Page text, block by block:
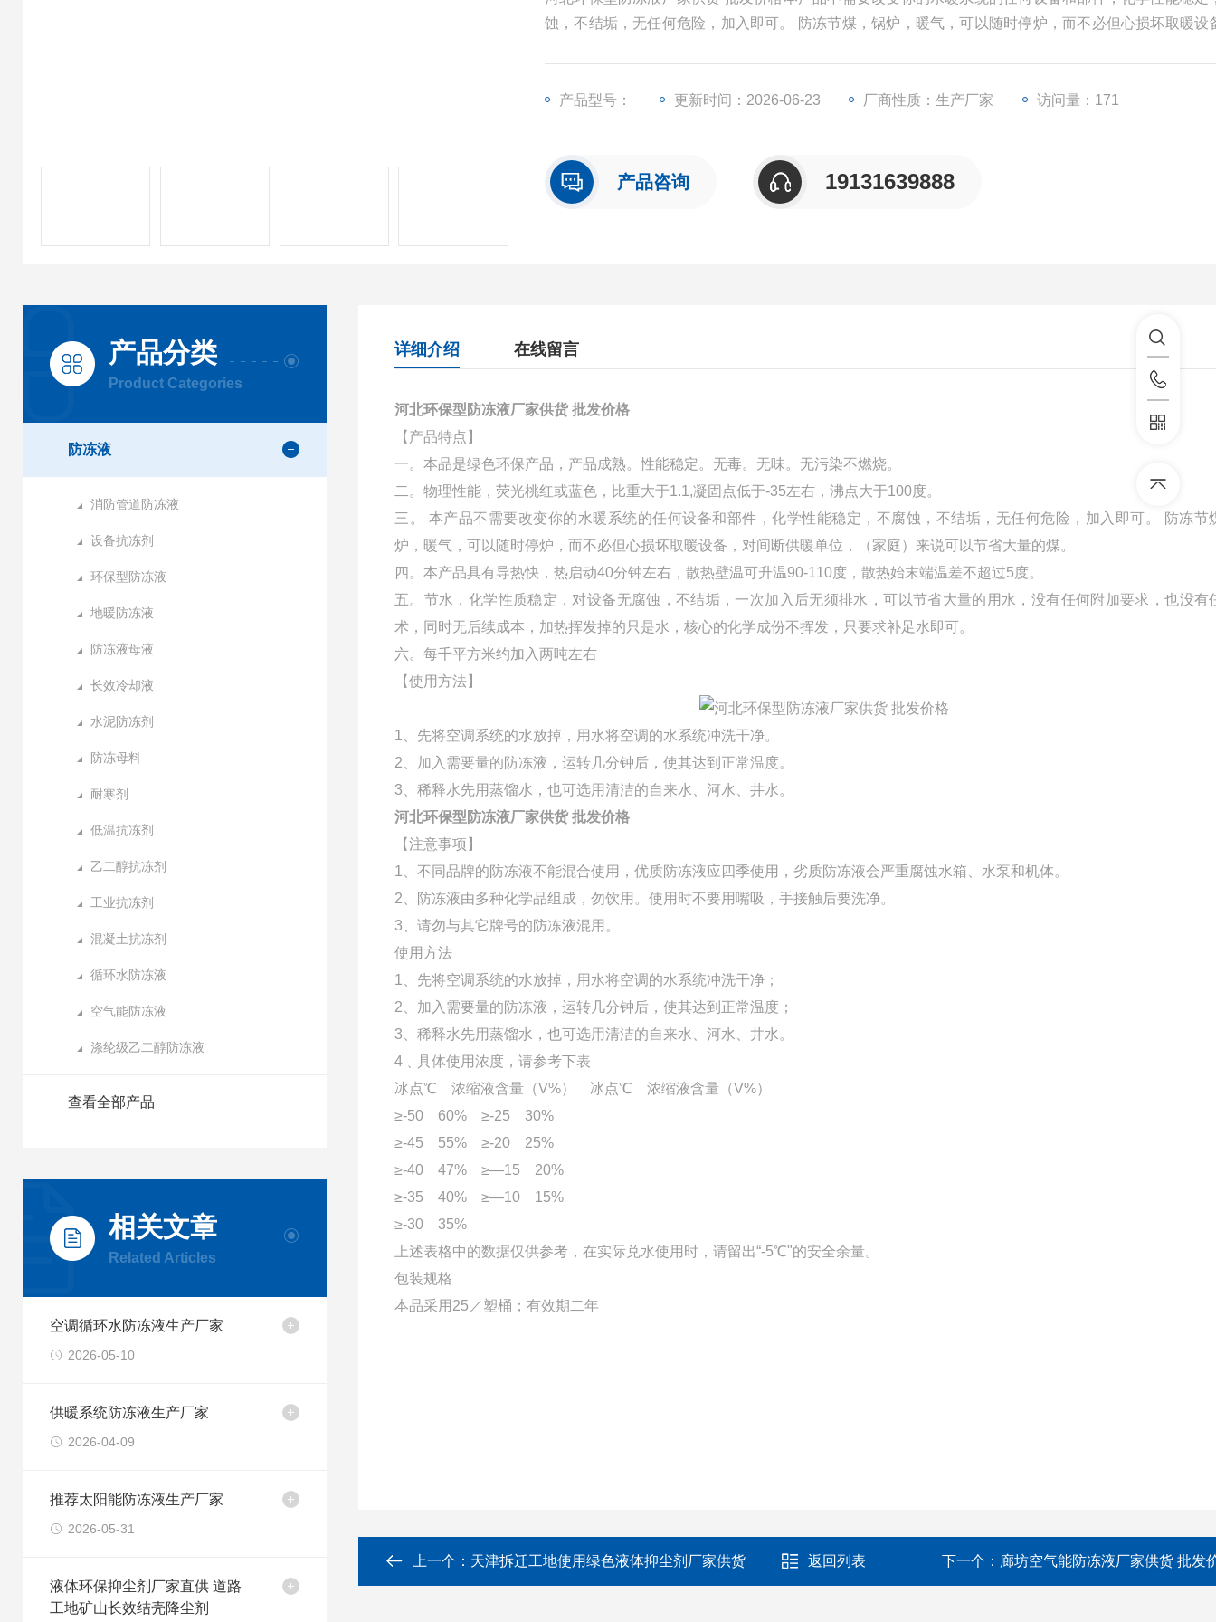
蚀，不结垢，无任何危险，加入即可。 防冻节煤，锅炉，暖气，可以随时停炉，而不必但心损坏取暖设
产品型号： 更新时间：2026-06-23 厂商性质：生产厂家 访问量：171
产品咨询 19131639888
产品分类
Product Categories
防冻液
消防管道防冻液
设备抗冻剂
环保型防冻液
地暖防冻液
防冻液母液
长效冷却液
水泥防冻剂
防冻母料
耐寒剂
低温抗冻剂
乙二醇抗冻剂
工业抗冻剂
混凝土抗冻剂
循环水防冻液
空气能防冻液
涤纶级乙二醇防冻液
查看全部产品
相关文章
Related Articles
空调循环水防冻液生产厂家
2026-05-10
供暖系统防冻液生产厂家
2026-04-09
推荐太阳能防冻液生产厂家
2026-05-31
液体环保抑尘剂厂家直供 道路
工地矿山长效结壳降尘剂
详细介绍 在线留言
河北环保型防冻液厂家供货 批发价格
【产品特点】
一。本品是绿色环保产品，产品成熟。性能稳定。无毒。无味。无污染不燃烧。
二。物理性能，荧光桃红或蓝色，比重大于1.1,凝固点低于-35左右，沸点大于100度。
三。 本产品不需要改变你的水暖系统的任何设备和部件，化学性能稳定，不腐蚀，不结垢，无任何危险，加入即可。 防冻节
炉，暖气，可以随时停炉，而不必但心损坏取暖设备，对间断供暖单位，（家庭）来说可以节省大量的煤。
四。本产品具有导热快，热启动40分钟左右，散热壁温可升温90-110度，散热始末端温差不超过5度。
五。节水，化学性质稳定，对设备无腐蚀，不结垢，一次加入后无须排水，可以节省大量的用水，没有任何附加要求，也没有
术，同时无后续成本，加热挥发掉的只是水，核心的化学成份不挥发，只要求补足水即可。
六。每千平方米约加入两吨左右
【使用方法】
1、先将空调系统的水放掉，用水将空调的水系统冲洗干净。
2、加入需要量的防冻液，运转几分钟后，使其达到正常温度。
3、稀释水先用蒸馏水，也可选用清洁的自来水、河水、井水。
河北环保型防冻液厂家供货 批发价格
【注意事项】
1、不同品牌的防冻液不能混合使用，优质防冻液应四季使用，劣质防冻液会严重腐蚀水箱、水泵和机体。
2、防冻液由多种化学品组成，勿饮用。使用时不要用嘴吸，手接触后要洗净。
3、请勿与其它牌号的防冻液混用。
使用方法
1、先将空调系统的水放掉，用水将空调的水系统冲洗干净；
2、加入需要量的防冻液，运转几分钟后，使其达到正常温度；
3、稀释水先用蒸馏水，也可选用清洁的自来水、河水、井水。
4﹑具体使用浓度，请参考下表
冰点℃ 浓缩液含量（V%） 冰点℃ 浓缩液含量（V%）
≥-50 60% ≥-25 30%
≥-45 55% ≥-20 25%
≥-40 47% ≥—15 20%
≥-35 40% ≥—10 15%
≥-30 35%
上述表格中的数据仅供参考，在实际兑水使用时，请留出“-5℃"的安全余量。
包装规格
本品采用25／塑桶；有效期二年
上一个： 天津拆迁工地使用绿色液体抑尘剂厂家供货 返回列表 下一个： 廊坊空气能防冻液厂家供货 批发